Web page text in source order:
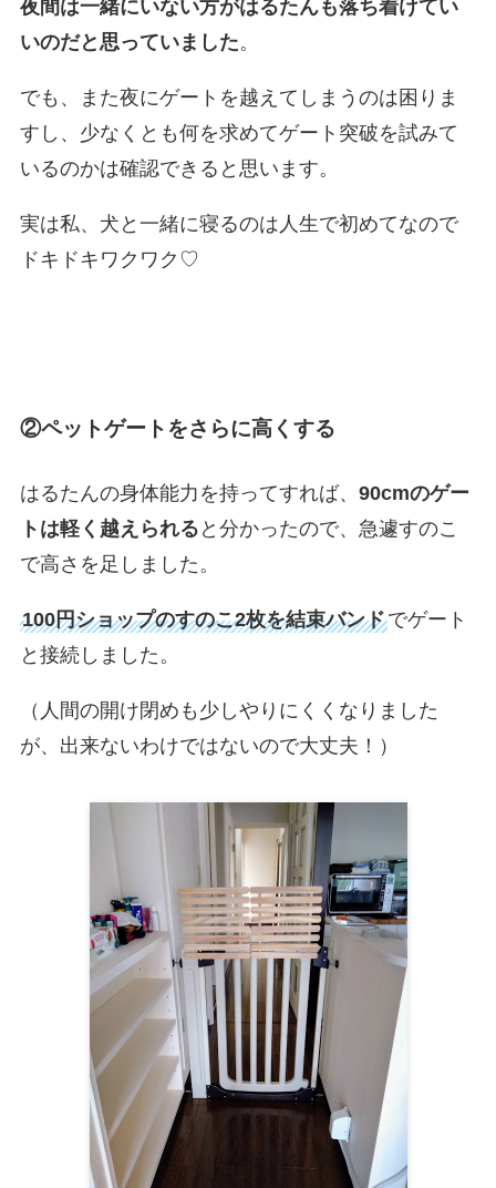
夜間は一緒にいない方がはるたんも落ち着けてい
いのだと思っていました。
でも、また夜にゲートを越えてしまうのは困りま
すし、少なくとも何を求めてゲート突破を試みて
いるのかは確認できると思います。
実は私、犬と一緒に寝るのは人生で初めてなので
ドキドキワクワク♡
②ペットゲートをさらに高くする
はるたんの身体能力を持ってすれば、 90cmのゲー
トは軽く越えられる と分かったので、急遽すのこ
で高さを足しました。
100円ショップのすのこ2枚を結束バンドでゲート
と接続しました。
（人間の開け閉めも少しやりにくくなりました
が、出来ないわけではないので大丈夫！）